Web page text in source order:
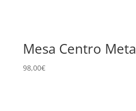
Mesa Centro
98,00€